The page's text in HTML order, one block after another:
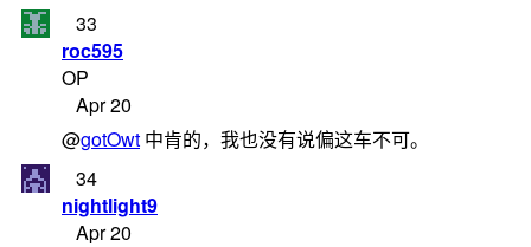
33
roc595
OP
Apr 20
@gotOwt 中肯的，我也没有说偏这车不可。
34
nightlight9
Apr 20